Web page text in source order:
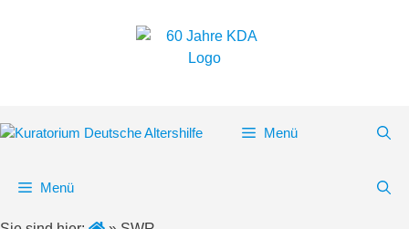
Menü
Menü